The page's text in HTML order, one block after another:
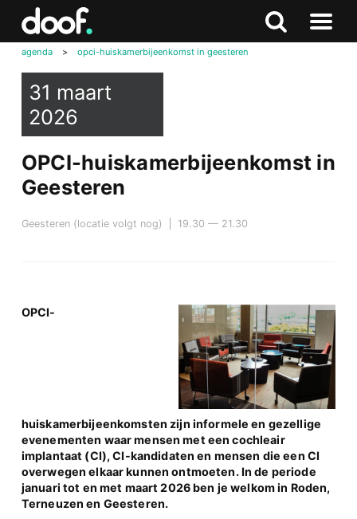
Zoeken
Naar
agenda > opci-huiskamerbijeenkomst in geesteren
31 maart
2026
OPCI-huiskamerbijeenkomst in
Geesteren
Geesteren (locatie volgt nog) 19.30 — 21.30
OPCI-
huiskamerbijeenkomsten zijn informele en gezellige
evenementen waar mensen met een cochleair
implantaat (CI), CI-kandidaten en mensen die een CI
overwegen elkaar kunnen ontmoeten. In de periode
januari tot en met maart 2026 ben je welkom in Roden,
Terneuzen en Geesteren.
Doof.nl
Zoeken